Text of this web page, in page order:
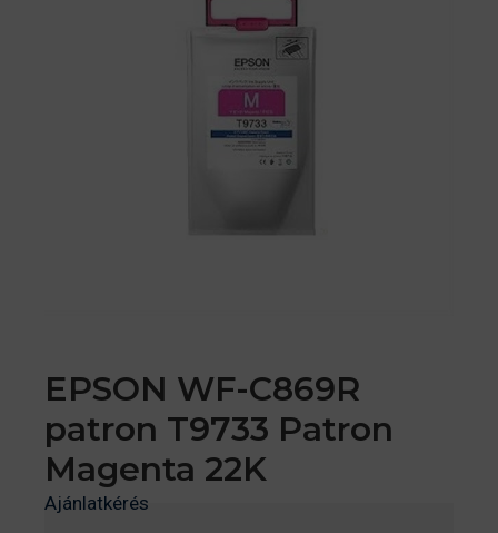
EPSON WF-C869R
patron T9733 Patron
Magenta 22K
Ajánlatkérés